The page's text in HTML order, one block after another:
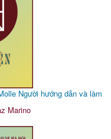
Người hướng dẫn và làm
Marino